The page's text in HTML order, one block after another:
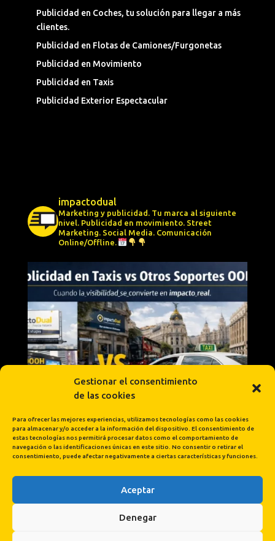
Gestionar el consentimiento
de las cookies
Para ofrecer las mejores experiencias, utilizamos tecnologías como las cookies
para almacenar y/o acceder a la información del dispositivo. El consentimiento de
estas tecnologías nos permitirá procesar datos como el comportamiento de
navegación o las identificaciones únicas en este sitio. No consentir o retirar el
consentimiento, puede afectar negativamente a ciertas características y funciones.
Aceptar
Denegar
Publicidad en Coches, tu solución para llegar a más
clientes.
Publicidad en Flotas de Camiones/Furgonetas
Publicidad en Movimiento
Publicidad en Taxis
Publicidad Exterior Espectacular
impactodual
Marketing y publicidad. Tu marca al siguiente
nivel. Publicidad en movimiento. Street
Marketing. Social Media. Comunicación
Online/Offline.
Cargar más... Síguenos en Instagram